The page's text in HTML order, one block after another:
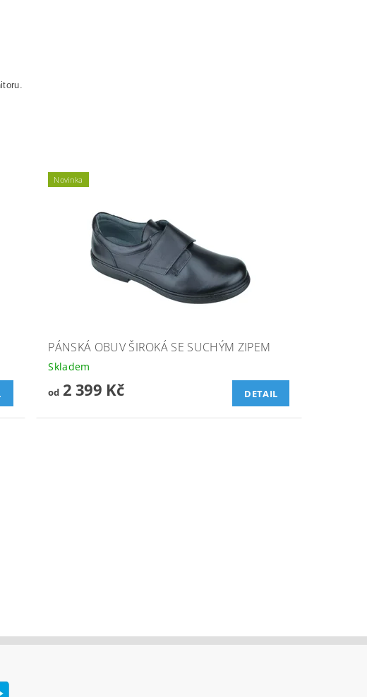
Novinka
PÁNSKÁ OBUV ŠIROKÁ SE SUCHÝM ZIPEM
Skladem
od2 399 Kč DETAIL